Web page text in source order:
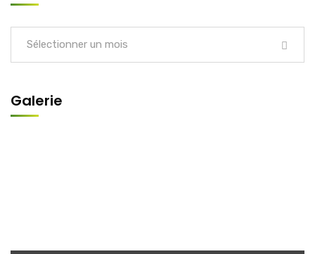
Sélectionner un mois
Galerie